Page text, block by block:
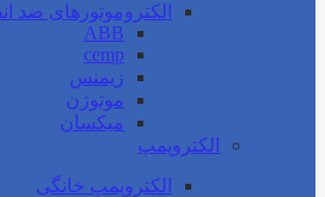
الکتروموتورهای ضد
ABB
cemp
زیمنس
موتوژن
میکسان
الکتروپمپ
الکتروپمپ خانگی